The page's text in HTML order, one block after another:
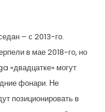
– с 2013-го.
в мае 2018-го, но
«двадцатке» могут
фонари. Не
позиционировать в